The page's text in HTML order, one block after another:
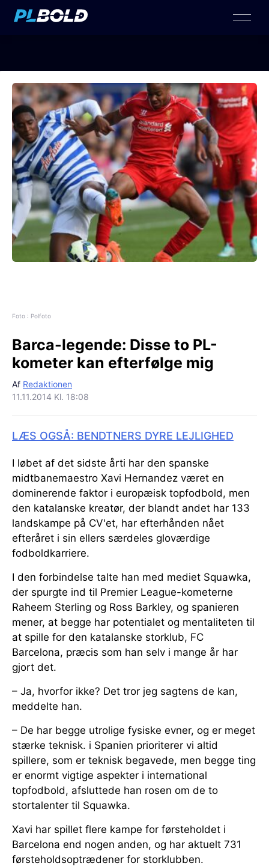
Foto : Polfoto
Barca-legende: Disse to PL-
kometer kan efterfølge mig
Af Redaktionen
11.11.2014 Kl. 18:08
LÆS OGSÅ: BENDTNERS DYRE LEJLIGHED
I løbet af det sidste årti har den spanske
midtbanemaestro Xavi Hernandez været en
dominerende faktor i europæisk topfodbold, men
den katalanske kreatør, der blandt andet har 133
landskampe på CV'et, har efterhånden nået
efteråret i sin ellers særdeles gloværdige
fodboldkarriere.
I den forbindelse talte han med mediet Squawka,
der spurgte ind til Premier League-kometerne
Raheem Sterling og Ross Barkley, og spanieren
mener, at begge har potentialet og mentaliteten til
at spille for den katalanske storklub, FC
Barcelona, præcis som han selv i mange år har
gjort det.
– Ja, hvorfor ikke? Det tror jeg sagtens de kan,
meddelte han.
– De har begge utrolige fysiske evner, og er meget
stærke teknisk. i Spanien prioriterer vi altid
spillere, som er teknisk begavede, men begge ting
er enormt vigtige aspekter i international
topfodbold, afsluttede han rosen om de to
stortalenter til Squawka.
Xavi har spillet flere kampe for førsteholdet i
Barcelona end nogen anden, og har aktuelt 731
førsteholdsoptrædener for storklubben.